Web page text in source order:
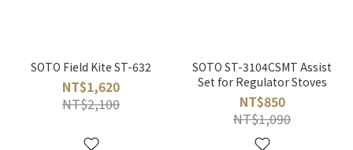
SOTO Field Kite ST-632
NT$1,620
NT$2,100
SOTO ST-3104CSMT Assist
Set for Regulator Stoves
NT$850
NT$1,090